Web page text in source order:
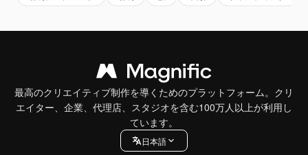
最高のクリエイティブ制作を導くためのプラットフォーム。クリ
エイター、企業、代理店、スタジオを含む100万人以上が利用し
ています。
日本語